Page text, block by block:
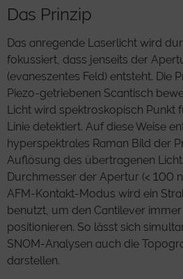
Das Prinzip
Das anregende Laserlicht wird
fokussiert, dass jenseits der
(evaneszentes Feld) entsteht. Die
Piezo-getriebenen Scantisch
Licht wird spektroskopisch Punkt
Linie detektiert. Auf diese Weise
hyperspektrales Raman Bild der
Auflösung des übertragenen
Durchmesser der Apertur (< 100
AFM-Kontakt-Modus wird ein
benutzt, um den Cantilever
positionieren. So lässt sich
SNOM-Analysen auch die
darstellen.